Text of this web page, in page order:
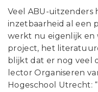
Veel ABU-uitzenders
inzetbaarheid al een
werkt nu eigenlijk en
project, het
blijkt dat er nog veel
lector Organiseren
Hogeschool Utrecht: